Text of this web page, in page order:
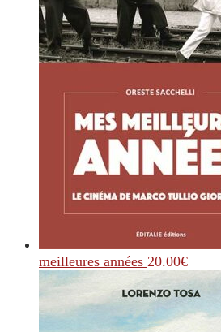
meilleures années 20.00€